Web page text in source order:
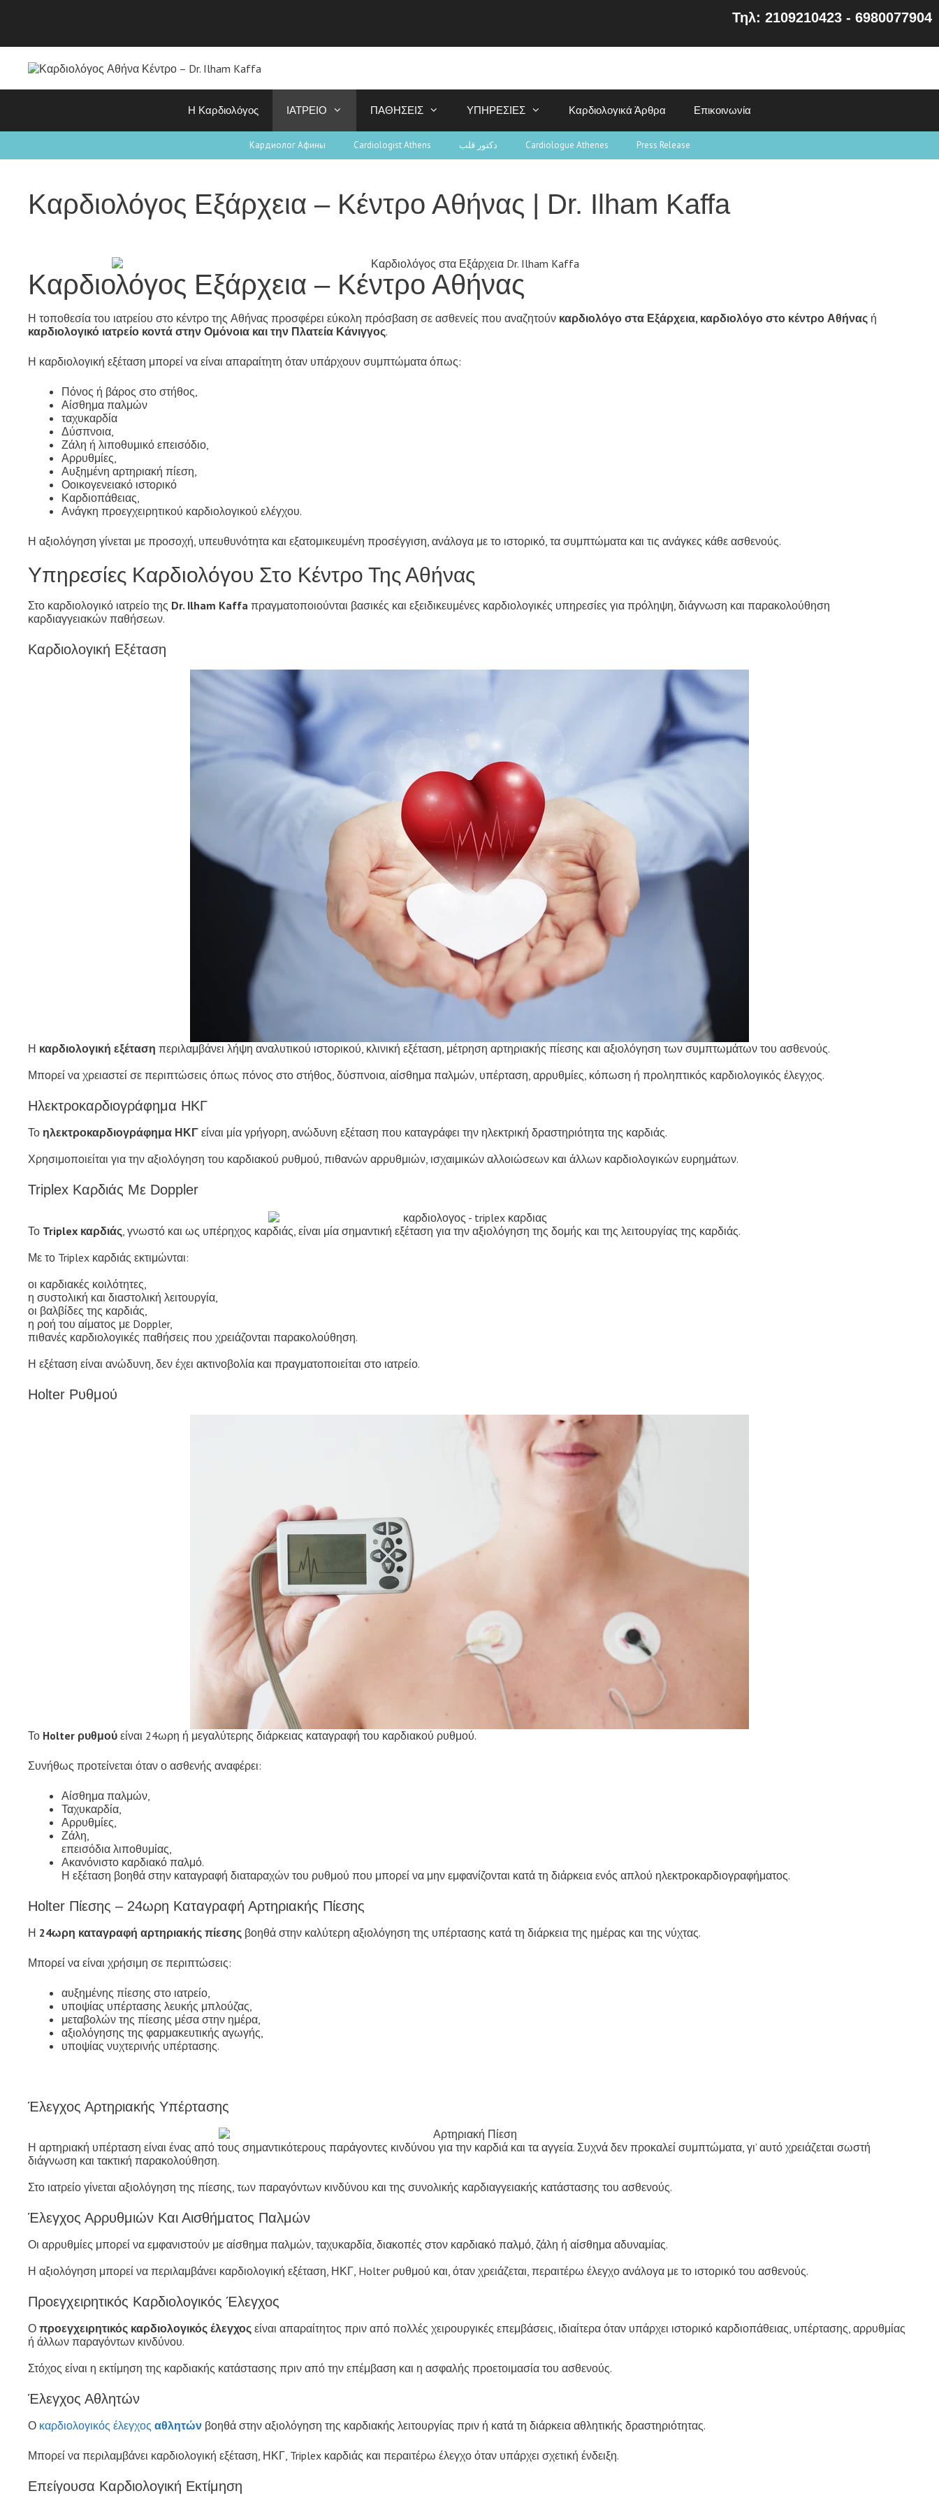
Τηλ: 2109210423 - 6980077904
Η Καρδιολόγος ΙΑΤΡΕΙΟ ΠΑΘΗΣΕΙΣ ΥΠΗΡΕΣΙΕΣ Καρδιολογικά Άρθρα Επικοινωνία
Кардиолог Афины Cardiologist Athens دكتور قلب Cardiologue Athenes Press Release
Καρδιολόγος Εξάρχεια – Κέντρο Αθήνας | Dr. Ilham Kaffa
Καρδιολόγος Εξάρχεια – Κέντρο Αθήνας
Η τοποθεσία του ιατρείου στο κέντρο της Αθήνας προσφέρει εύκολη πρόσβαση σε ασθενείς που αναζητούν καρδιολόγο στα Εξάρχεια, καρδιολόγο στο κέντρο Αθήνας ή
καρδιολογικό ιατρείο κοντά στην Ομόνοια και την Πλατεία Κάνιγγος.
Η καρδιολογική εξέταση μπορεί να είναι απαραίτητη όταν υπάρχουν συμπτώματα όπως:
Πόνος ή βάρος στο στήθος,
Αίσθημα παλμών
ταχυκαρδία
Δύσπνοια,
Ζάλη ή λιποθυμικό επεισόδιο,
Αρρυθμίες,
Αυξημένη αρτηριακή πίεση,
Οοικογενειακό ιστορικό
Καρδιοπάθειας,
Ανάγκη προεγχειρητικού καρδιολογικού ελέγχου.
Η αξιολόγηση γίνεται με προσοχή, υπευθυνότητα και εξατομικευμένη προσέγγιση, ανάλογα με το ιστορικό, τα συμπτώματα και τις ανάγκες κάθε ασθενούς.
Υπηρεσίες Καρδιολόγου Στο Κέντρο Της Αθήνας
Στο καρδιολογικό ιατρείο της Dr. Ilham Kaffa πραγματοποιούνται βασικές και εξειδικευμένες καρδιολογικές υπηρεσίες για πρόληψη, διάγνωση και παρακολούθηση
καρδιαγγειακών παθήσεων.
Καρδιολογική Εξέταση
Η καρδιολογική εξέταση περιλαμβάνει λήψη αναλυτικού ιστορικού, κλινική εξέταση, μέτρηση αρτηριακής πίεσης και αξιολόγηση των συμπτωμάτων του ασθενούς.
Μπορεί να χρειαστεί σε περιπτώσεις όπως πόνος στο στήθος, δύσπνοια, αίσθημα παλμών, υπέρταση, αρρυθμίες, κόπωση ή προληπτικός καρδιολογικός έλεγχος.
Ηλεκτροκαρδιογράφημα ΗΚΓ
Το ηλεκτροκαρδιογράφημα ΗΚΓ είναι μία γρήγορη, ανώδυνη εξέταση που καταγράφει την ηλεκτρική δραστηριότητα της καρδιάς.
Χρησιμοποιείται για την αξιολόγηση του καρδιακού ρυθμού, πιθανών αρρυθμιών, ισχαιμικών αλλοιώσεων και άλλων καρδιολογικών ευρημάτων.
Triplex Καρδιάς Με Doppler
Το Triplex καρδιάς , γνωστό και ως υπέρηχος καρδιάς, είναι μία σημαντική εξέταση για την αξιολόγηση της δομής και της λειτουργίας της καρδιάς.
Με το Triplex καρδιάς εκτιμώνται:
οι καρδιακές κοιλότητες,
η συστολική και διαστολική λειτουργία,
οι βαλβίδες της καρδιάς,
η ροή του αίματος με Doppler,
πιθανές καρδιολογικές παθήσεις που χρειάζονται παρακολούθηση.
Η εξέταση είναι ανώδυνη, δεν έχει ακτινοβολία και πραγματοποιείται στο ιατρείο.
Holter Ρυθμού
Το Holter ρυθμού είναι 24ωρη ή μεγαλύτερης διάρκειας καταγραφή του καρδιακού ρυθμού.
Συνήθως προτείνεται όταν ο ασθενής αναφέρει:
Αίσθημα παλμών,
Ταχυκαρδία,
Αρρυθμίες,
Ζάλη,
επεισόδια λιποθυμίας,
Ακανόνιστο καρδιακό παλμό.
Η εξέταση βοηθά στην καταγραφή διαταραχών του ρυθμού που μπορεί να μην εμφανίζονται κατά τη διάρκεια ενός απλού ηλεκτροκαρδιογραφήματος.
Holter Πίεσης – 24ωρη Καταγραφή Αρτηριακής Πίεσης
Η 24ωρη καταγραφή αρτηριακής πίεσης βοηθά στην καλύτερη αξιολόγηση της υπέρτασης κατά τη διάρκεια της ημέρας και της νύχτας.
Μπορεί να είναι χρήσιμη σε περιπτώσεις:
αυξημένης πίεσης στο ιατρείο,
υποψίας υπέρτασης λευκής μπλούζας,
μεταβολών της πίεσης μέσα στην ημέρα,
αξιολόγησης της φαρμακευτικής αγωγής,
υποψίας νυχτερινής υπέρτασης.
Έλεγχος Αρτηριακής Υπέρτασης
Η αρτηριακή υπέρταση είναι ένας από τους σημαντικότερους παράγοντες κινδύνου για την καρδιά και τα αγγεία. Συχνά δεν προκαλεί συμπτώματα, γι’ αυτό χρειάζεται σωστή
διάγνωση και τακτική παρακολούθηση.
Στο ιατρείο γίνεται αξιολόγηση της πίεσης, των παραγόντων κινδύνου και της συνολικής καρδιαγγειακής κατάστασης του ασθενούς.
Έλεγχος Αρρυθμιών Και Αισθήματος Παλμών
Οι αρρυθμίες μπορεί να εμφανιστούν με αίσθημα παλμών, ταχυκαρδία, διακοπές στον καρδιακό παλμό, ζάλη ή αίσθημα αδυναμίας.
Η αξιολόγηση μπορεί να περιλαμβάνει καρδιολογική εξέταση, ΗΚΓ, Holter ρυθμού και, όταν χρειάζεται, περαιτέρω έλεγχο ανάλογα με το ιστορικό του ασθενούς.
Προεγχειρητικός Καρδιολογικός Έλεγχος
Ο προεγχειρητικός καρδιολογικός έλεγχος είναι απαραίτητος πριν από πολλές χειρουργικές επεμβάσεις, ιδιαίτερα όταν υπάρχει ιστορικό καρδιοπάθειας, υπέρτασης, αρρυθμίας
ή άλλων παραγόντων κινδύνου.
Στόχος είναι η εκτίμηση της καρδιακής κατάστασης πριν από την επέμβαση και η ασφαλής προετοιμασία του ασθενούς.
Έλεγχος Αθλητών
Ο καρδιολογικός έλεγχος αθλητών βοηθά στην αξιολόγηση της καρδιακής λειτουργίας πριν ή κατά τη διάρκεια αθλητικής δραστηριότητας.
Μπορεί να περιλαμβάνει καρδιολογική εξέταση, ΗΚΓ, Triplex καρδιάς και περαιτέρω έλεγχο όταν υπάρχει σχετική ένδειξη.
Επείγουσα Καρδιολογική Εκτίμηση